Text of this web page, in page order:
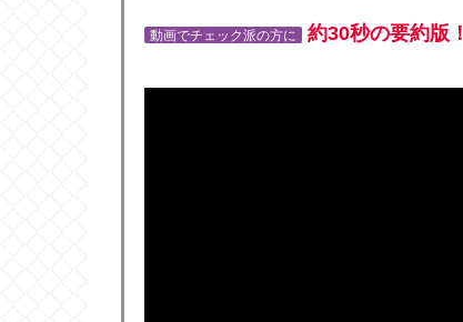
動画でチェック派の方に 約30秒の要約版！